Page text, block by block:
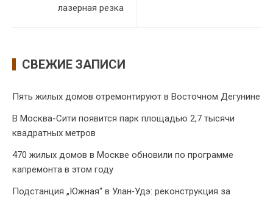
лазерная резка
СВЕЖИЕ ЗАПИСИ
Пять жилых домов отремонтируют в Восточном Дегунине
В Москва-Сити появится парк площадью 2,7 тысячи
квадратных метров
470 жилых домов в Москве обновили по программе
капремонта в этом году
Подстанция „Южная“ в Улан‑Удэ: реконструкция за